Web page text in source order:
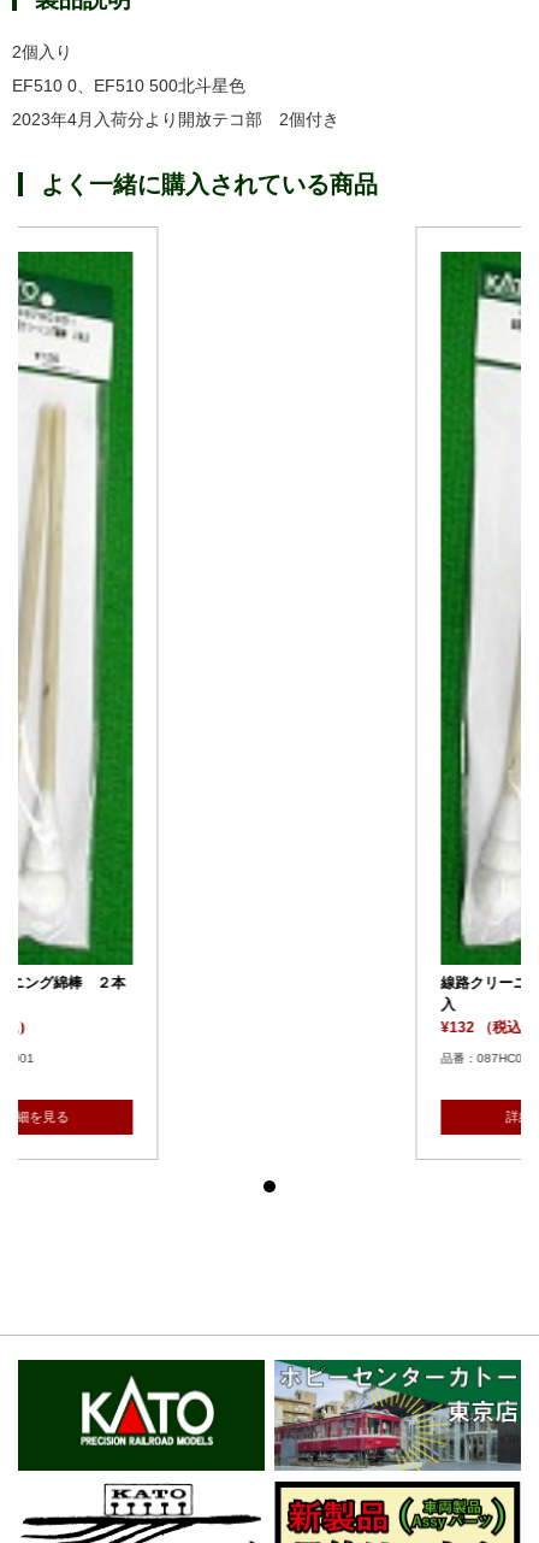
2個入り
EF510 0、EF510 500北斗星色
2023年4月入荷分より開放テコ部 2個付き
よく一緒に購入されている商品